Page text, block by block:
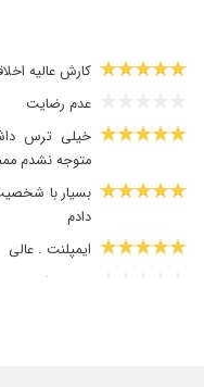
کارش عالیه
عدم رضایت
خیلی ترس
متوجه نشدم
بسیار با
دادم
ایمپلنت . عالی
عدم رضایت